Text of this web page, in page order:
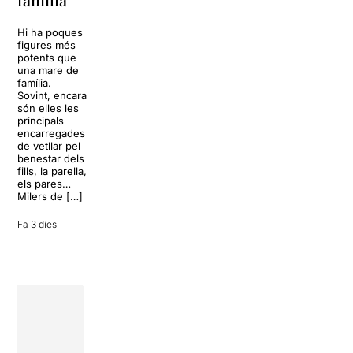
Hi ha poques
figures més
potents que
una mare de
família.
Sovint, encara
són elles les
principals
encarregades
de vetllar pel
benestar dels
fills, la parella,
els pares…
Milers de […]
Fa 3 dies